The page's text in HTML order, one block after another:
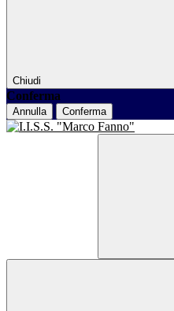
Chiudi
Conferma
Annulla Conferma